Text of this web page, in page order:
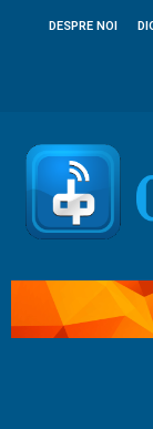
DESPRE NOI